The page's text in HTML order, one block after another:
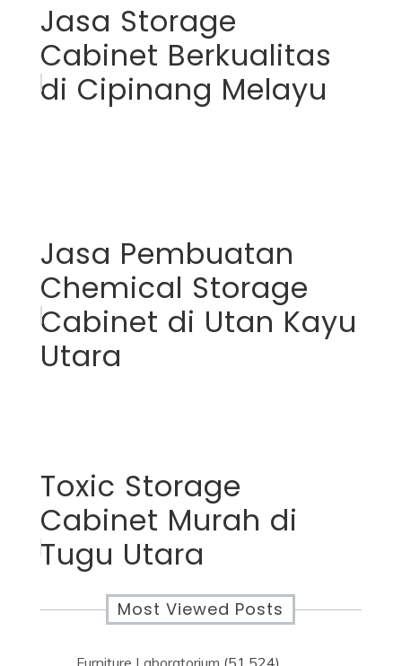
Jasa Storage
Cabinet Berkualitas
di Cipinang Melayu
Jasa Pembuatan
Chemical Storage
Cabinet di Utan Kayu
Utara
Toxic Storage
Cabinet Murah di
Tugu Utara
Most Viewed Posts